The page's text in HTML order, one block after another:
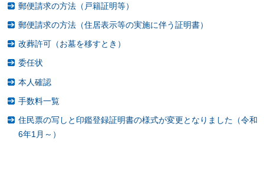
郵便請求の方法（戸籍証明等）
郵便請求の方法（住居表示等の実施に伴う証明書）
改葬許可（お墓を移すとき）
委任状
本人確認
手数料一覧
住民票の写しと印鑑登録証明書の様式が変更となりました（令和
6年1月～）